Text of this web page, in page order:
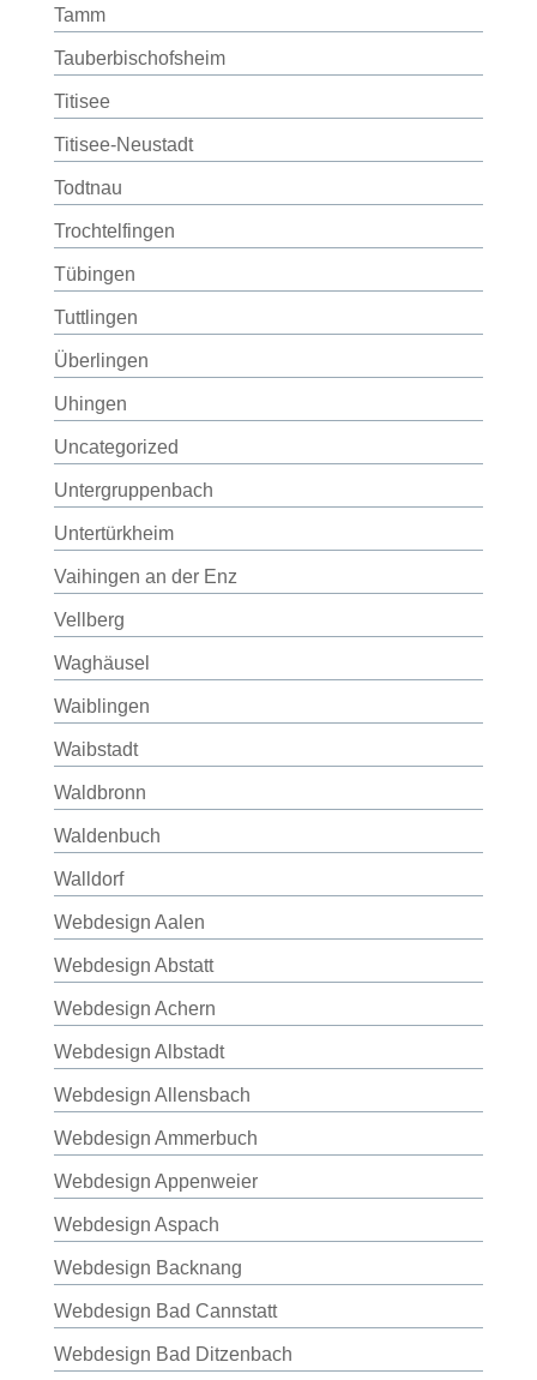
Tamm
Tauberbischofsheim
Titisee
Titisee-Neustadt
Todtnau
Trochtelfingen
Tübingen
Tuttlingen
Überlingen
Uhingen
Uncategorized
Untergruppenbach
Untertürkheim
Vaihingen an der Enz
Vellberg
Waghäusel
Waiblingen
Waibstadt
Waldbronn
Waldenbuch
Walldorf
Webdesign Aalen
Webdesign Abstatt
Webdesign Achern
Webdesign Albstadt
Webdesign Allensbach
Webdesign Ammerbuch
Webdesign Appenweier
Webdesign Aspach
Webdesign Backnang
Webdesign Bad Cannstatt
Webdesign Bad Ditzenbach